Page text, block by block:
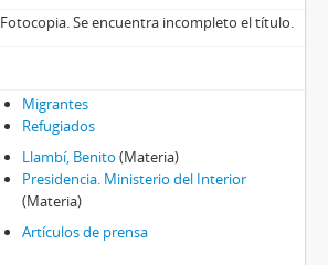
Fotocopia. Se encuentra incompleto el título.
Migrantes
Refugiados
Llambí, Benito (Materia)
Presidencia. Ministerio del Interior
(Materia)
Artículos de prensa